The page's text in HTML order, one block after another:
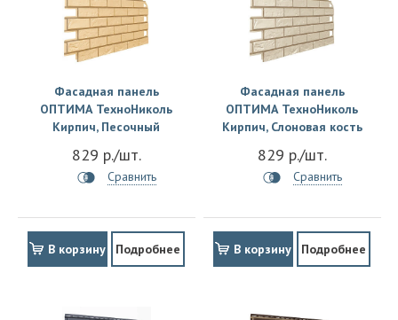
Фасадная панель
ОПТИМА ТехноНиколь
Кирпич, Песочный
829 р./шт.
Сравнить
В корзину Подробнее
Фасадная панель
ОПТИМА ТехноНиколь
Кирпич, Слоновая кость
829 р./шт.
Сравнить
В корзину Подробнее